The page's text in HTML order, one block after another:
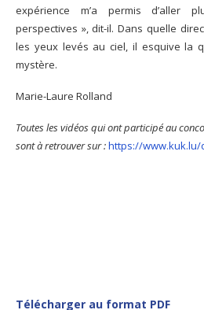
expérience m’a permis d’aller
perspectives », dit-il. Dans quelle
les yeux levés au ciel, il esquive la
mystère.
Marie-Laure Rolland
Toutes les vidéos qui ont participé au
sont à retrouver sur :https://www.kuk.lu/
Télécharger au format PDF